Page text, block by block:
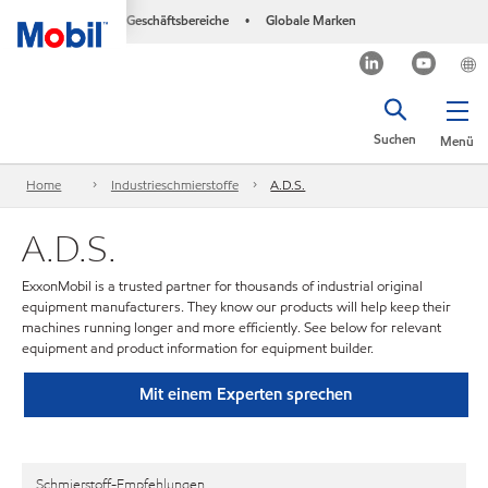
Geschäftsbereiche • Globale Marken
Menü
Suchen
Home Industrieschmierstoffe A.D.S.
A.D.S.
ExxonMobil is a trusted partner for thousands of industrial original
equipment manufacturers. They know our products will help keep their
machines running longer and more efficiently. See below for relevant
equipment and product information for equipment builder.
Mit einem Experten sprechen